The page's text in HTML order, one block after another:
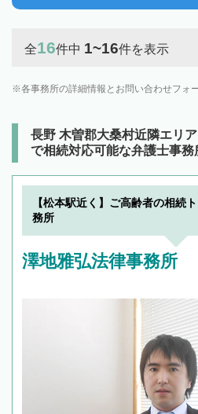
全16件中 1~16件を表示
各事務所の詳細情報とお問い合わせフォ
長野 木曽郡大桑村近隣エリ
で相続対応可能な弁護士事務
【松本駅近く】ご高齢者の相続
務所
澤地雅弘法律事務所